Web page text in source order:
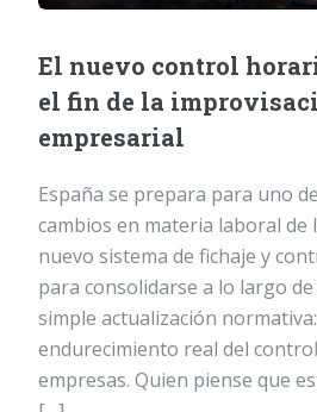
El nuevo control
el fin de la
empresarial
España se prepara para uno
cambios en materia laboral de
nuevo sistema de fichaje y
para consolidarse a lo largo
simple actualización
endurecimiento real del
empresas. Quien piense que